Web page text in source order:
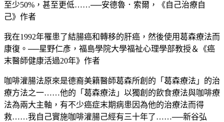
至少50%，甚至更低……──安德魯．索爾，《自己治療自
己》作者
我在1992年罹患了結腸癌和轉移的肝癌，然後使用葛森療法而
康復。──星野仁彥，福島學院大學福祉心理學部教授＆《癌
末醫師健康活過20年》作者
咖啡灌腸法原來是德裔美籍醫師葛森所創的「葛森療法」的治
療方法之一……他的「葛森療法」以獨創的飲食療法與咖啡療
法為兩大主軸，有不少癌症末期病患因為他的治療法而得
救……我自己實施咖啡灌腸己經有三十年了……──新谷弘